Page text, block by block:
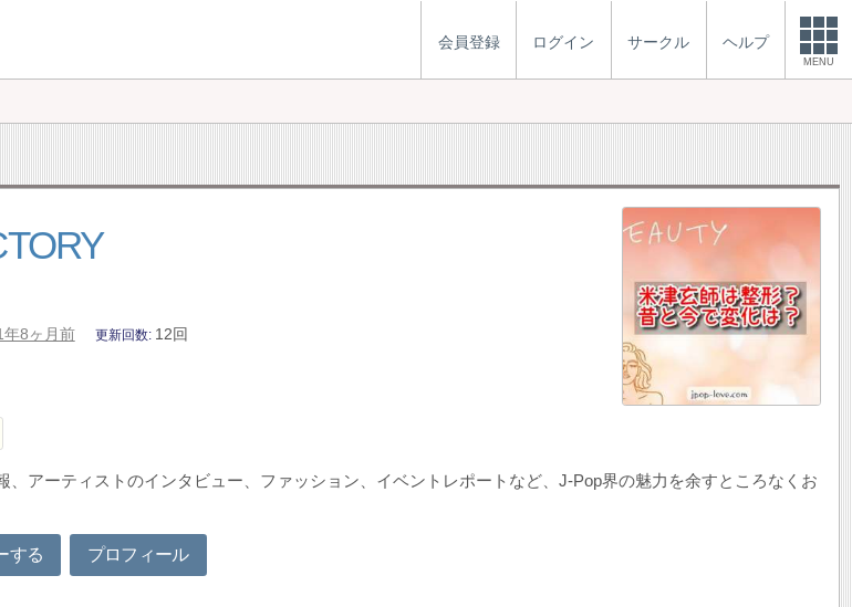
会員登録 ログイン サークル ヘルプ
MENU
年8ヶ月前 更新回数 12回
、アーティストのインタビュー、ファッション、イベントレポートなど、J-Pop界の魅力を余すところなくお
する プロフィール